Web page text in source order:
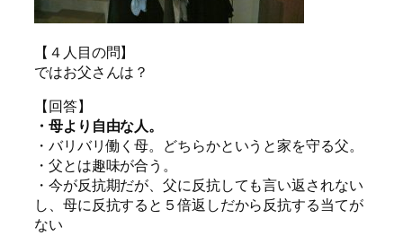
【４人目の問】
ではお父さんは？
【回答】
・母より自由な人。
・バリバリ働く母。どちらかというと家を守る父。
・父とは趣味が合う。
・今が反抗期だが、父に反抗しても言い返されない
し、母に反抗すると５倍返しだから反抗する当てが
ない